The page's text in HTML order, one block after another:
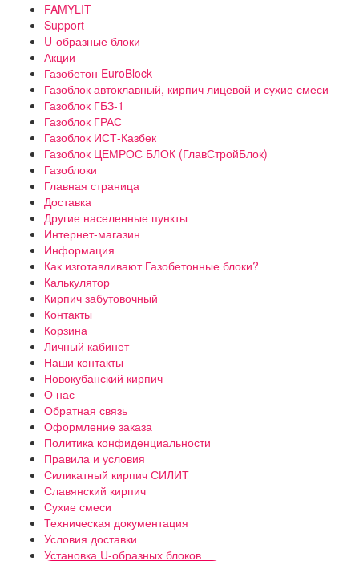
FAMYLIT
Support
U-образные блоки
Акции
Газобетон EuroBlock
Газоблок автоклавный, кирпич лицевой и сухие смеси
Газоблок ГБЗ-1
Газоблок ГРАС
Газоблок ИСТ-Казбек
Газоблок ЦЕМРОС БЛОК (ГлавСтройБлок)
Газоблоки
Главная страница
Доставка
Другие населенные пункты
Интернет-магазин
Информация
Как изготавливают Газобетонные блоки?
Калькулятор
Кирпич забутовочный
Контакты
Корзина
Личный кабинет
Наши контакты
Новокубанский кирпич
О нас
Обратная связь
Оформление заказа
Политика конфиденциальности
Правила и условия
Силикатный кирпич СИЛИТ
Славянский кирпич
Сухие смеси
Техническая документация
Условия доставки
Установка U-образных блоков